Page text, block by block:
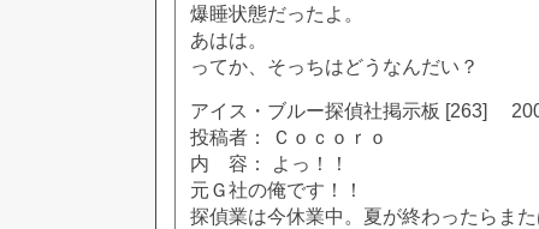
爆睡状態だったよ。
あはは。
ってか、そっちはどうなんだい？
アイス・ブルー探偵社掲示板 [263]
投稿者： Ｃｏｃｏｒｏ
内 容： よっ！！
元Ｇ社の俺です！！
探偵業は今休業中。夏が終わったらま